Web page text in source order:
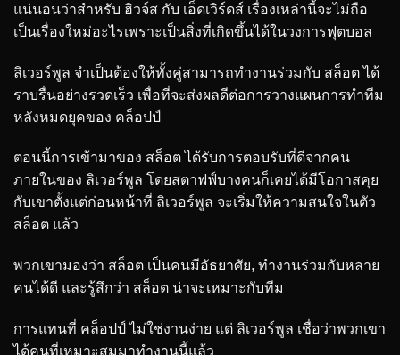
แน่นอนว่าสำหรับ ฮิวจ์ส กับ เอ็ดเวิร์ดส์ เรื่องเหล่านี้จะไม่ถือ
เป็นเรื่องใหม่อะไรเพราะเป็นสิ่งที่เกิดขึ้นได้ในวงการฟุตบอล
ลิเวอร์พูล จำเป็นต้องให้ทั้งคู่สามารถทำงานร่วมกับ สล็อต ได้
ราบรื่นอย่างรวดเร็ว เพื่อที่จะส่งผลดีต่อการวางแผนการทำทีม
หลังหมดยุคของ คล็อปป์
ตอนนี้การเข้ามาของ สล็อต ได้รับการตอบรับที่ดีจากคน
ภายในของ ลิเวอร์พูล โดยสตาฟฟ์บางคนก็เคยได้มีโอกาสคุย
กับเขาตั้งแต่ก่อนหน้าที่ ลิเวอร์พูล จะเริ่มให้ความสนใจในตัว
สล็อต แล้ว
พวกเขามองว่า สล็อต เป็นคนมีอัธยาศัย, ทำงานร่วมกับหลาย
คนได้ดี และรู้สึกว่า สล็อต น่าจะเหมาะกับทีม
การแทนที่ คล็อปป์ ไม่ใช่งานง่าย แต่ ลิเวอร์พูล เชื่อว่าพวกเขา
ได้คนที่เหมาะสมมาทำงานนี้แล้ว